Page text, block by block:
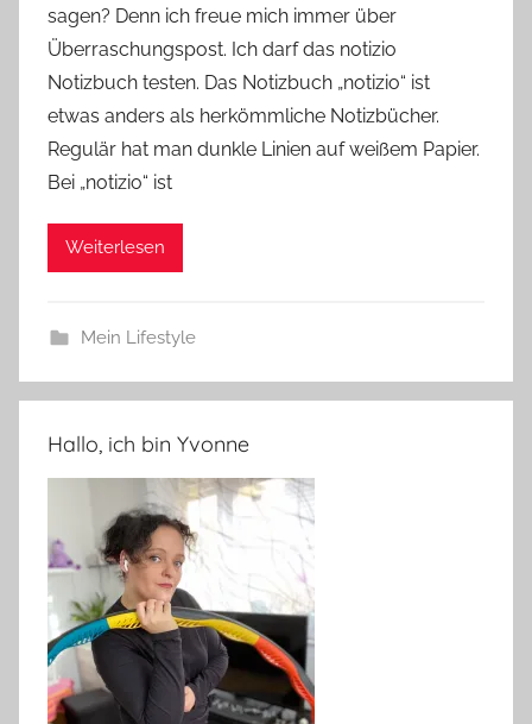
e
sagen? Denn ich freue mich immer über
Überraschungspost. Ich darf das notizio
Notizbuch testen. Das Notizbuch „notizio“ ist
etwas anders als herkömmliche Notizbücher.
Regulär hat man dunkle Linien auf weißem Papier.
Bei „notizio“ ist
Weiterlesen
Mein Lifestyle
Hallo, ich bin Yvonne